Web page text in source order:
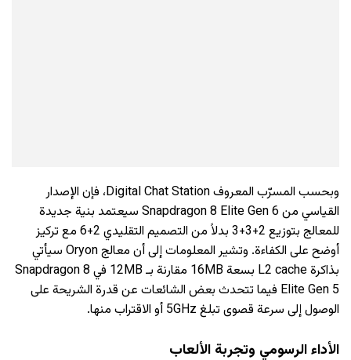
وبحسب المسرّب المعروف Digital Chat Station، فإن الإصدار
القياسي من Snapdragon 8 Elite Gen 6 سيعتمد بنية جديدة
للمعالج بتوزيع 2+3+3 بدلاً من التصميم التقليدي 2+6 مع تركيز
أوضح على الكفاءة. وتشير المعلومات إلى أن معالج Oryon سيأتي
بذاكرة L2 cache بسعة 16MB مقارنة بـ 12MB في Snapdragon 8
Elite Gen 5 فيما تتحدث بعض الشائعات عن قدرة الشريحة على
الوصول إلى سرعة قصوى تبلغ 5GHz أو الاقتراب منها.
الأداء الرسومي وتجربة الألعاب